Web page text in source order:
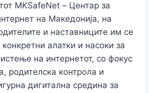
MKSafeNet – Центар за
на Македонија, на
и наставниците им се
алатки и насоки за
на интернетот, со фокус
родителска контрола и
дигитална средина за